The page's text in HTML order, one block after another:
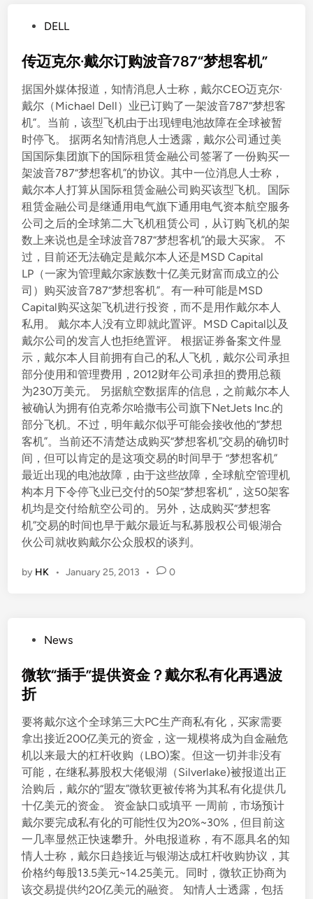
s
e
d
i
n
DELL
传迈克尔·戴尔订购波音787“梦想客机”
据国外媒体报道，知情消息人士称，戴尔CEO迈克尔·
戴尔（Michael Dell）业已订购了一架波音787“梦想客
机”。当前，该型飞机由于出现锂电池故障在全球被暂
时停飞。 据两名知情消息人士透露，戴尔公司通过美
国国际集团旗下的国际租赁金融公司签署了一份购买一
架波音787“梦想客机”的协议。其中一位消息人士称，
戴尔本人打算从国际租赁金融公司购买该型飞机。国际
租赁金融公司是继通用电气旗下通用电气资本航空服务
公司之后的全球第二大飞机租赁公司，从订购飞机的架
数上来说也是全球波音787“梦想客机”的最大买家。 不
过，目前还无法确定是戴尔本人还是MSD Capital
LP（一家为管理戴尔家族数十亿美元财富而成立的公
司）购买波音787“梦想客机”。有一种可能是MSD
Capital购买这架飞机进行投资，而不是用作戴尔本人
私用。 戴尔本人没有立即就此置评。MSD Capital以及
戴尔公司的发言人也拒绝置评。 根据证券备案文件显
示，戴尔本人目前拥有自己的私人飞机，戴尔公司承担
部分使用和管理费用，2012财年公司承担的费用总额
为230万美元。 另据航空数据库的信息，之前戴尔本人
被确认为拥有伯克希尔哈撒韦公司旗下NetJets Inc.的
部分飞机。不过，明年戴尔似乎可能会接收他的“梦想
客机”。当前还不清楚达成购买“梦想客机”交易的确切时
间，但可以肯定的是这项交易的时间早于 “梦想客机”
最近出现的电池故障，由于这些故障，全球航空管理机
构本月下令停飞业已交付的50架“梦想客机”，这50架客
机均是交付给航空公司的。另外，达成购买“梦想客
机”交易的时间也早于戴尔最近与私募股权公司银湖合
伙公司就收购戴尔公众股权的谈判。
by HK • January 25, 2013 • 0
s
t
d
i
n
News
微软“插手”提供资金？戴尔私有化再遇波
折
要将戴尔这个全球第三大PC生产商私有化，买家需要
拿出接近200亿美元的资金，这一规模将成为自金融危
机以来最大的杠杆收购（LBO)案。但这一切并非没有
可能，在继私募股权大佬银湖（Silverlake)被报道出正
洽购后，戴尔的“盟友”微软更被传将为其私有化提供几
十亿美元的资金。 资金缺口或填平 一周前，市场预计
戴尔要完成私有化的可能性仅为20%~30%，但目前这
一几率显然正快速攀升。外电报道称，有不愿具名的知
情人士称，戴尔日趋接近与银湖达成杠杆收购协议，其
价格约每股13.5美元~14.25美元。同时，微软正协商为
该交易提供约20亿美元的融资。 知情人士透露，包括